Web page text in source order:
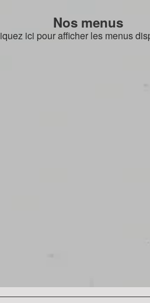
Nos menus
ici pour afficher les menus